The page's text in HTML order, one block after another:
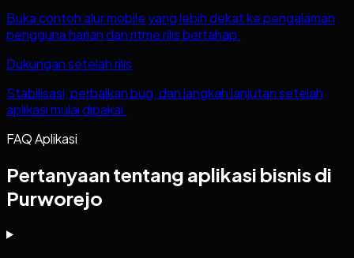
Buka contoh alur mobile yang lebih dekat ke pengalaman
pengguna harian dan ritme rilis bertahap.
Dukungan setelah rilis
Stabilisasi, perbaikan bug, dan langkah lanjutan setelah
aplikasi mulai dipakai.
FAQ Aplikasi
Pertanyaan tentang aplikasi bisnis di
Purworejo